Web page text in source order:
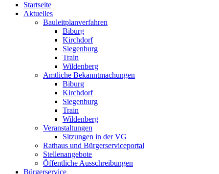
Startseite
Aktuelles
Bauleitplanverfahren
Biburg
Kirchdorf
Siegenburg
Train
Wildenberg
Amtliche Bekanntmachungen
Biburg
Kirchdorf
Siegenburg
Train
Wildenberg
Veranstaltungen
Sitzungen in der VG
Rathaus und Bürgerserviceportal
Stellenangebote
Öffentliche Ausschreibungen
Bürgerservice